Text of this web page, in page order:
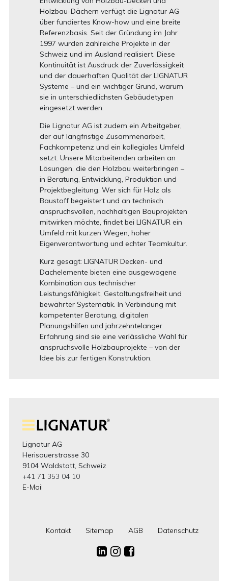
Holzbau-Dächern verfügt die Lignatur AG
über fundiertes Know-how und eine breite
Referenzbasis. Seit der Gründung im Jahr
1997 wurden zahlreiche Projekte in der
Schweiz und im Ausland realisiert. Diese
Kontinuität ist Ausdruck der Zuverlässigkeit
und der dauerhaften Qualität der LIGNATUR
Systeme – und ein wichtiger Grund, warum
sie in unterschiedlichsten Gebäudetypen
eingesetzt werden.
Die Lignatur AG ist zudem ein Arbeitgeber,
der auf langfristige Zusammenarbeit,
Fachkompetenz und ein kollegiales Umfeld
setzt. Unsere Mitarbeitenden arbeiten an
Lösungen, die den Holzbau weiterbringen –
in Beratung, Entwicklung, Produktion und
Projektbegleitung. Wer sich für Holz als
Baustoff begeistert und an technisch
anspruchsvollen, nachhaltigen Bauprojekten
mitwirken möchte, findet bei LIGNATUR ein
Umfeld mit kurzen Wegen, hoher
Eigenverantwortung und echter Teamkultur.
Kurz gesagt: LIGNATUR Decken- und
Dachelemente bieten eine ausgewogene
Kombination aus technischer
Leistungsfähigkeit, Gestaltungsfreiheit und
bewährter Systematik. In Verbindung mit
kompetenter Beratung, digitalen
Planungshilfen und jahrzehntelanger
Erfahrung sind sie eine verlässliche Wahl für
anspruchsvolle Holzbauprojekte – von der
Idee bis zur fertigen Konstruktion.
Lignatur AG
Herisauerstrasse 30
9104 Waldstatt, Schweiz
+41 71 353 04 10
E-Mail
Kontakt Sitemap AGB Datenschutz